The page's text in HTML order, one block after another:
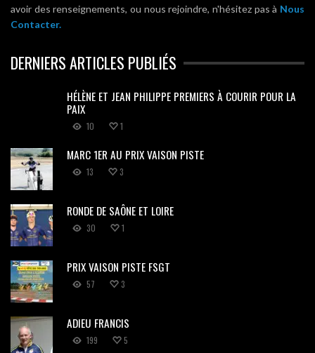
avoir des renseignements, ou nous rejoindre, n'hésitez pas à Nous
Contacter.
DERNIERS ARTICLES PUBLIÉS
HÉLÈNE ET JEAN PHILIPPE PREMIERS À COURIR POUR LA
PAIX
10 1
MARC 1ER AU PRIX VAISON PISTE
13 3
RONDE DE SAÔNE ET LOIRE
30 1
PRIX VAISON PISTE FSGT
57 3
ADIEU FRANCIS
199 5